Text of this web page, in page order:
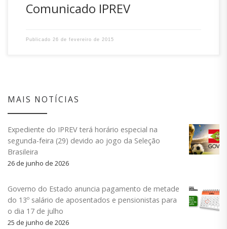
Comunicado IPREV
Publicado 26 de fevereiro de 2015
MAIS NOTÍCIAS
Expediente do IPREV terá horário especial na
segunda-feira (29) devido ao jogo da Seleção
Brasileira
26 de junho de 2026
Governo do Estado anuncia pagamento de metade
do 13º salário de aposentados e pensionistas para
o dia 17 de julho
25 de junho de 2026